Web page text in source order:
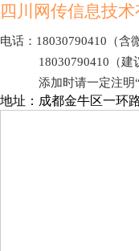
四川网传信息技术
电话：18030790410（含
18030790410（建议
添加时请一定注明“
地址：成都金牛区一环